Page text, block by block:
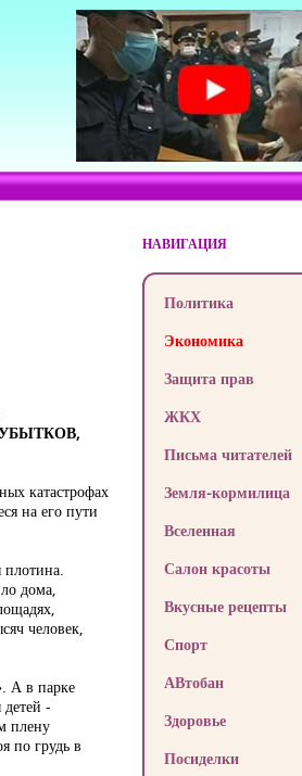
катастрофах
на его пути
плотина.
дома,
человек,
А в парке
-
плену
по грудь в
НАВИГАЦИЯ
Политика
Экономика
Защита прав
ЖКХ
Письма читателей
Земля-кормилица
Вселенная
Салон красоты
Вкусные рецепты
Спорт
АВтобан
Здоровье
Посиделки